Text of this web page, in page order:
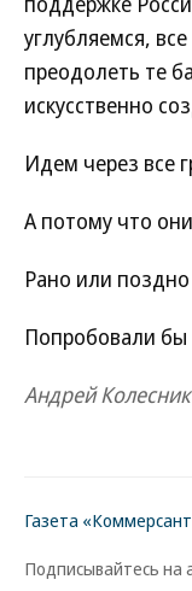
углубляемся,
преодолеть те
искусственно
Идем через все
А потому что
Рано или
Попробовали бы
Андрей
Газета
Подписывайтесь на